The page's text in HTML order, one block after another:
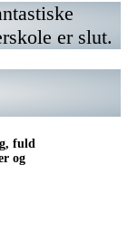
er slut.
fuld
og